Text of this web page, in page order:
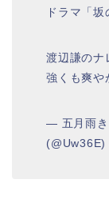
ドラマ「坂
渡辺謙のナ
強くも爽や
— 五月雨き
(@Uw36E)